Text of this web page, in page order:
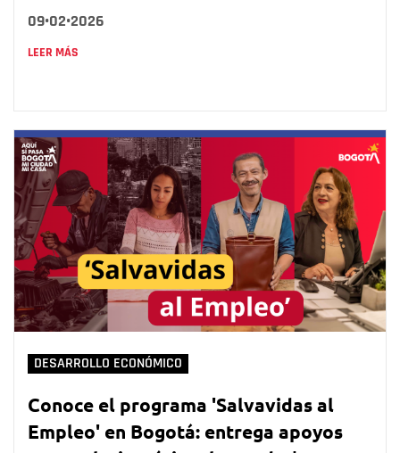
09•02•2026
LEER MÁS
DESARROLLO ECONÓMICO
Conoce el programa 'Salvavidas al
Empleo' en Bogotá: entrega apoyos